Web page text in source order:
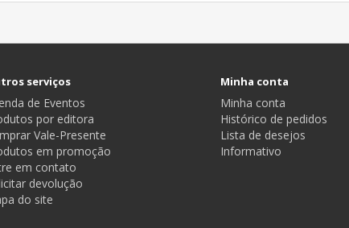
serviços
de Eventos
por editora
Vale-Presente
em promoção
em contato
devolução
do site
Minha conta
Minha conta
Histórico de pedidos
Lista de desejos
Informativo